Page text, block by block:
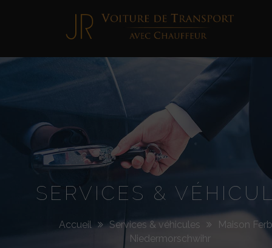
Jimmy
Roellinger
SERVICES &
Accueil Services & véhicules
Maison
Niedermorschwihr